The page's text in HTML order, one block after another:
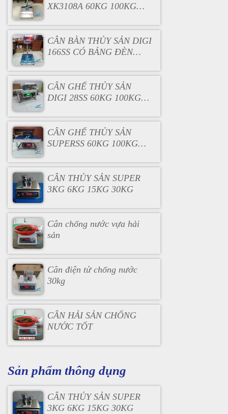
XK3108A 60KG 100KG
CÂN BÀN THỦY SẢN DIGI
166SS CÓ BẢNG ĐÈN
CÂN GHẾ THỦY SẢN
DIGI 28SS 60KG 100KG
CÂN GHẾ THỦY SẢN
SUPERSS 60KG 100KG
CÂN THỦY SẢN SUPER
3KG 6KG 15KG 30KG
Cân chống nước vựa hải
sản
Cân điện tử chống nước
30kg
CÂN HẢI SẢN CHỐNG
NƯỚC TỐT
Sản phẩm thông dụng
CÂN THỦY SẢN SUPER
3KG 6KG 15KG 30KG